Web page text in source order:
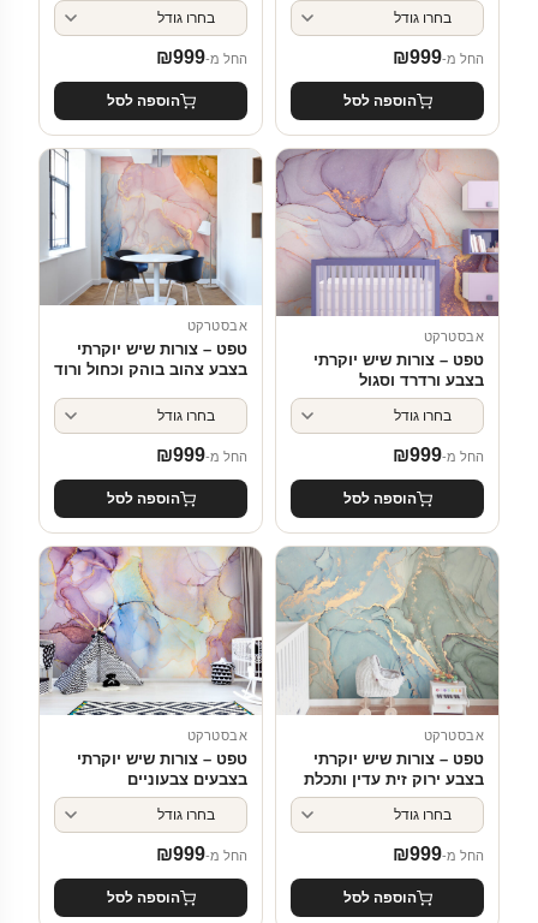
החל מ- ₪999
הוספה לסל
החל מ- ₪999
הוספה לסל
אבסטרקט
טפט – צורות שיש יוקרתי
בצבע ורדרד וסגול
החל מ- ₪999
הוספה לסל
אבסטרקט
טפט – צורות שיש יוקרתי
בצבע צהוב בוהק וכחול ורוד
החל מ- ₪999
הוספה לסל
אבסטרקט
טפט – צורות שיש יוקרתי
בצבע ירוק זית עדין ותכלת
החל מ- ₪999
הוספה לסל
אבסטרקט
טפט – צורות שיש יוקרתי
בצבעים צבעוניים
החל מ- ₪999
הוספה לסל